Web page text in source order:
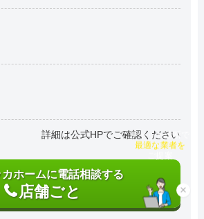
詳細は公式HPでご確認ください
カホームに電話相談する
店舗ごと ×
チャット診断で
最適な業者を
ご提案